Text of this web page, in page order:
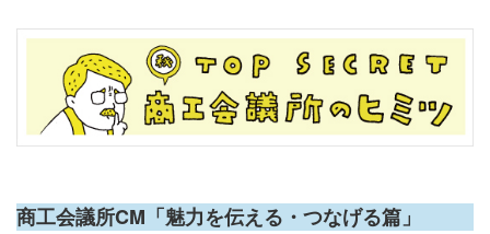
商工会議所CM「魅力を伝える・つなげる篇」